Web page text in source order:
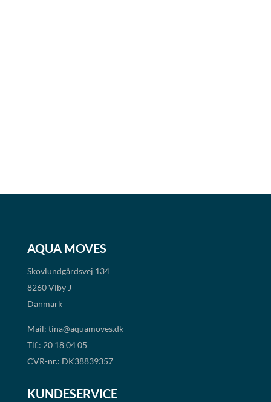
AQUA MOVES
Skovlundgårdsvej 134
8260 Viby J
Danmark
Mail: tina@aquamoves.dk
Tlf.: 20 18 04 05
CVR-nr.: DK38839357
KUNDESERVICE